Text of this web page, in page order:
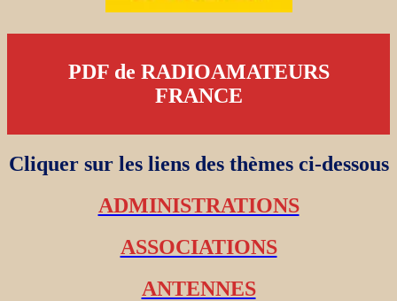
PDF de RADIOAMATEURS
FRANCE
Cliquer sur les liens des thèmes ci-dessous
ADMINISTRATIONS
ASSOCIATIONS
ANTENNES